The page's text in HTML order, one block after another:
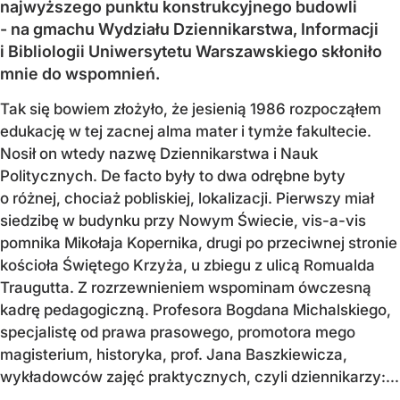
najwyższego punktu konstrukcyjnego budowli
- na gmachu Wydziału Dziennikarstwa, Informacji
i Bibliologii Uniwersytetu Warszawskiego skłoniło
mnie do wspomnień.
Tak się bowiem złożyło, że jesienią 1986 rozpocząłem
edukację w tej zacnej alma mater i tymże fakultecie.
Nosił on wtedy nazwę Dziennikarstwa i Nauk
Politycznych. De facto były to dwa odrębne byty
o różnej, chociaż pobliskiej, lokalizacji. Pierwszy miał
siedzibę w budynku przy Nowym Świecie, vis-a-vis
pomnika Mikołaja Kopernika, drugi po przeciwnej stronie
kościoła Świętego Krzyża, u zbiegu z ulicą Romualda
Traugutta. Z rozrzewnieniem wspominam ówczesną
kadrę pedagogiczną. Profesora Bogdana Michalskiego,
specjalistę od prawa prasowego, promotora mego
magisterium, historyka, prof. Jana Baszkiewicza,
wykładowców zajęć praktycznych, czyli dziennikarzy:...